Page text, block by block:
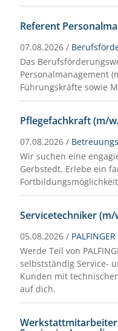
Referent
07.08.2026 /
Das
Personalmanagement
Führungskräfte sowie
Pflegefachkraft (m/
07.08.2026 /
Wir suchen eine
Gerbstedt. Erlebe ein
Servicetechniker
05.08.2026 /
Werde Teil von
selbstständig Service-
Kunden mit
auf dich.